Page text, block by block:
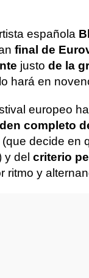
española
final de
justo de la
hará en
europeo
completo
(que decide en
y del criterio
ritmo y